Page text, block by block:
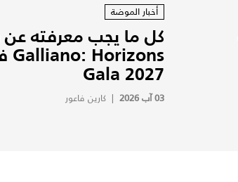
أخبار الموضة
Gala 2027
03 آب 2026 | كارين فاعور